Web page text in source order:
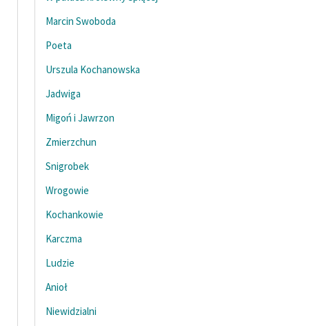
twórców przechodzących
do domeny publicznej,
Starego Testamentu
Kontakt
O projekcie
Marcin Swoboda
Poeta
Urszula Kochanowska
Jadwiga
Migoń i Jawrzon
Zmierzchun
Snigrobek
Wrogowie
Kochankowie
Karczma
Ludzie
Anioł
Niewidzialni